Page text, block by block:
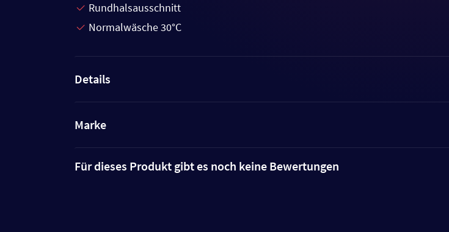
Rundhalsausschnitt
Normalwäsche 30°C
Details
Marke
Für dieses Produkt gibt es noch keine Bewertungen